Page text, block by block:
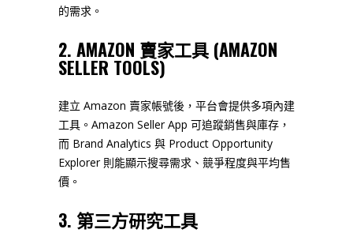
的需求。
2. AMAZON 賣家工具 (AMAZON
SELLER TOOLS)
建立 Amazon 賣家帳號後，平台會提供多項內建
工具。Amazon Seller App 可追蹤銷售與庫存，
而 Brand Analytics 與 Product Opportunity
Explorer 則能顯示搜尋需求、競爭程度與平均售
價。
3. 第三方研究工具